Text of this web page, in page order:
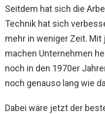
Seitdem hat sich die
Technik hat sich
mehr in weniger Zeit.
machen Unternehmen
noch in den 1970er
noch genauso lang wie
Dabei wäre jetzt der